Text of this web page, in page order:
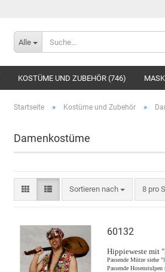
Alle
KOSTÜME UND ZUBEHÖR (746)
Startseite » Kostüme und Zubehör »
Damenkostüme
Sortieren nach 8 pro
60132
Hippieweste mit
Passende Mütze siehe "
Passende Hosenstulpen